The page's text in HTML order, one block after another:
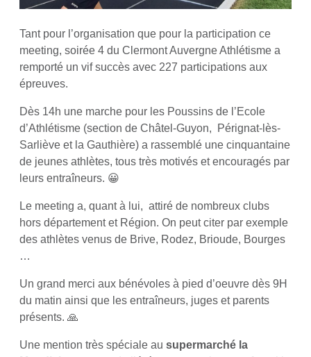
Tant pour l’organisation que pour la participation ce
meeting, soirée 4 du Clermont Auvergne Athlétisme a
remporté un vif succès avec 227 participations aux
épreuves.
Dès 14h une marche pour les Poussins de l’Ecole
d’Athlétisme (section de Châtel-Guyon, Pérignat-lès-
Sarliève et la Gauthière) a rassemblé une cinquantaine
de jeunes athlètes, tous très motivés et encouragés par
leurs entraîneurs. 😀
Le meeting a, quant à lui, attiré de nombreux clubs
hors département et Région. On peut citer par exemple
des athlètes venus de Brive, Rodez, Brioude, Bourges
…
Un grand merci aux bénévoles à pied d’oeuvre dès 9H
du matin ainsi que les entraîneurs, juges et parents
présents. 🙏
Une mention très spéciale au supermarché la